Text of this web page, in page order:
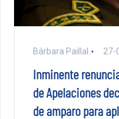
Bárbara Paillal 27-
Inminente
de Apelaciones
de amparo para